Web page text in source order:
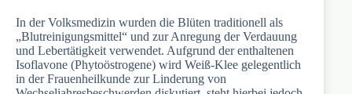
In der Volksmedizin wurden die Blüten traditionell als
„Blutreinigungsmittel“ und zur Anregung der Verdauung
und Lebertätigkeit verwendet. Aufgrund der enthaltenen
Isoflavone (Phytoöstrogene) wird Weiß-Klee gelegentlich
in der Frauenheilkunde zur Linderung von